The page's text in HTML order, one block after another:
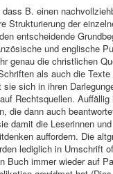
B. einen
Strukturierung der
entscheidende
und englische
genau die christlichen
als auch die
sie sich in ihren
Rechtsquellen.
die dann auch
damit die Leserinnen
auffordern. Die
lediglich in Umschrift
Buch immer wieder auf